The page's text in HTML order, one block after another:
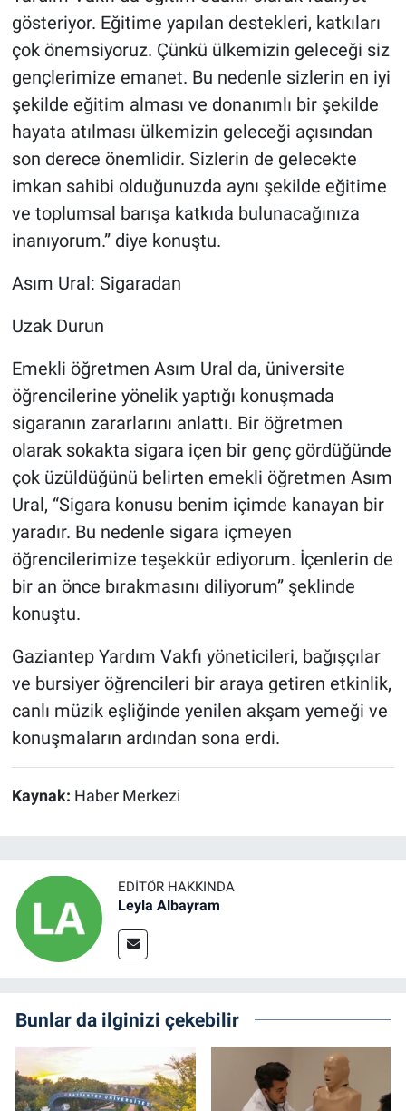
gösteriyor. Eğitime yapılan destekleri, katkıları
çok önemsiyoruz. Çünkü ülkemizin geleceği siz
gençlerimize emanet. Bu nedenle sizlerin en iyi
şekilde eğitim alması ve donanımlı bir şekilde
hayata atılması ülkemizin geleceği açısından
son derece önemlidir. Sizlerin de gelecekte
imkan sahibi olduğunuzda aynı şekilde eğitime
ve toplumsal barışa katkıda bulunacağınıza
inanıyorum.” diye konuştu.
Asım Ural: Sigaradan
Uzak Durun
Emekli öğretmen Asım Ural da, üniversite
öğrencilerine yönelik yaptığı konuşmada
sigaranın zararlarını anlattı. Bir öğretmen
olarak sokakta sigara içen bir genç gördüğünde
çok üzüldüğünü belirten emekli öğretmen Asım
Ural, “Sigara konusu benim içimde kanayan bir
yaradır. Bu nedenle sigara içmeyen
öğrencilerimize teşekkür ediyorum. İçenlerin de
bir an önce bırakmasını diliyorum” şeklinde
konuştu.
Gaziantep Yardım Vakfı yöneticileri, bağışçılar
ve bursiyer öğrencileri bir araya getiren etkinlik,
canlı müzik eşliğinde yenilen akşam yemeği ve
konuşmaların ardından sona erdi.
Kaynak: Haber Merkezi
EDITÖR HAKKINDA
Leyla Albayram
Bunlar da ilginizi çekebilir